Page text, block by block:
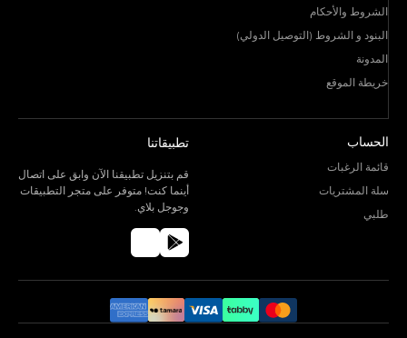
الشروط والأحكام
البنود و الشروط (التوصيل الدولي)
المدونة
خريطة الموقع
الحساب
قائمة الرغبات
سلة المشتريات
طلبي
تطبيقاتنا
قم بتنزيل تطبيقنا الآن وابق على اتصال
أينما كنت! متوفر على متجر التطبيقات
وجوجل بلاي.